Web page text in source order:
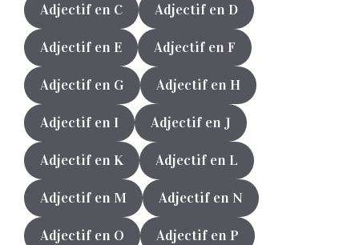
Adjectif en C Adjectif en D
Adjectif en E Adjectif en F
Adjectif en G Adjectif en H
Adjectif en I Adjectif en J
Adjectif en K Adjectif en L
Adjectif en M Adjectif en N
Adjectif en O Adjectif en P